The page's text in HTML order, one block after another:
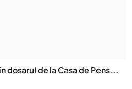
dosarul de la Casa de Pens...